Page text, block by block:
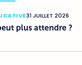
31 JUILLET 2026
plus attendre ?